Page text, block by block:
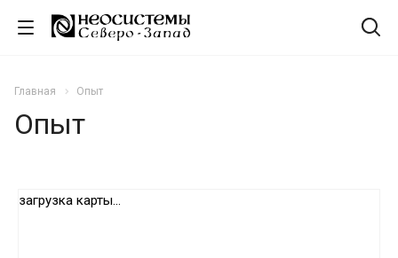
Главная Опыт
Опыт
загрузка карты...